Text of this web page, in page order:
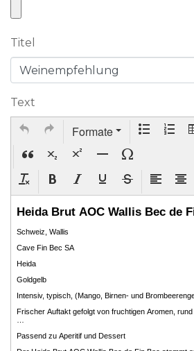
Titel
Text
Formate